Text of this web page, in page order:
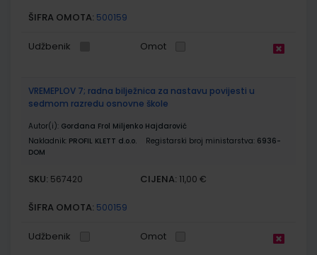
ŠIFRA OMOTA: 500159
Udžbenik Omot
VREMEPLOV 7; radna bilježnica za nastavu povijesti u
sedmom razredu osnovne škole
Autor(i): Gordana Frol Miljenko Hajdarović
Nakladnik: PROFIL KLETT d.o.o. Registarski broj ministarstva: 6936-
DOM
SKU: 567420 CIJENA: 11,00 €
ŠIFRA OMOTA: 500159
Udžbenik Omot